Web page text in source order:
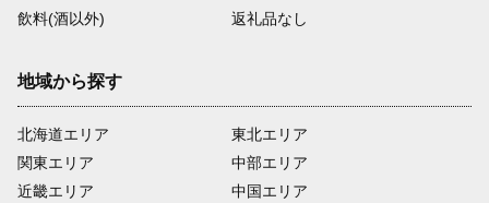
飲料(酒以外)
返礼品なし
地域から探す
北海道エリア
関東エリア
近畿エリア
東北エリア
中部エリア
中国エリア